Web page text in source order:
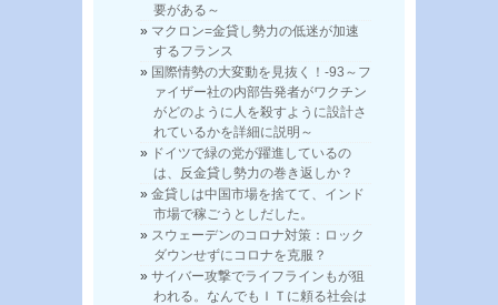
要がある～
マクロン=金貸し勢力の低迷が加速
するフランス
国際情勢の大変動を見抜く！-93～フ
ァイザー社の内部告発者がワクチン
がどのように人を殺すように設計さ
れているかを詳細に説明～
ドイツで緑の党が躍進しているの
は、反金貸し勢力の巻き返しか？
金貸しは中国市場を捨てて、インド
市場で稼ごうとしだした。
スウェーデンのコロナ対策：ロック
ダウンせずにコロナを克服？
サイバー攻撃でライフラインもが狙
われる。なんでもＩＴに頼る社会は